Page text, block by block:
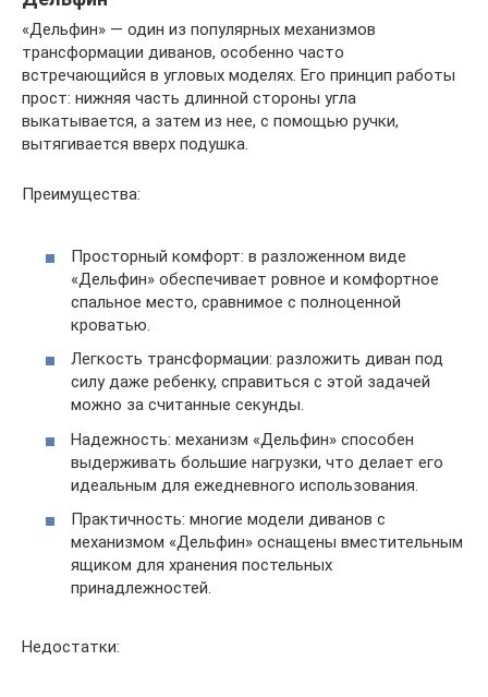
«Дельфин» — один из популярных механизмов
трансформации диванов, особенно часто
встречающийся в угловых моделях. Его принцип работы
прост: нижняя часть длинной стороны угла
выкатывается, а затем из нее, с помощью ручки,
вытягивается вверх подушка.
Преимущества:
Просторный комфорт: в разложенном виде
«Дельфин» обеспечивает ровное и комфортное
спальное место, сравнимое с полноценной
кроватью.
Легкость трансформации: разложить диван под
силу даже ребенку, справиться с этой задачей
можно за считанные секунды.
Надежность: механизм «Дельфин» способен
выдерживать большие нагрузки, что делает его
идеальным для ежедневного использования.
Практичность: многие модели диванов с
механизмом «Дельфин» оснащены вместительным
ящиком для хранения постельных
принадлежностей.
Недостатки: